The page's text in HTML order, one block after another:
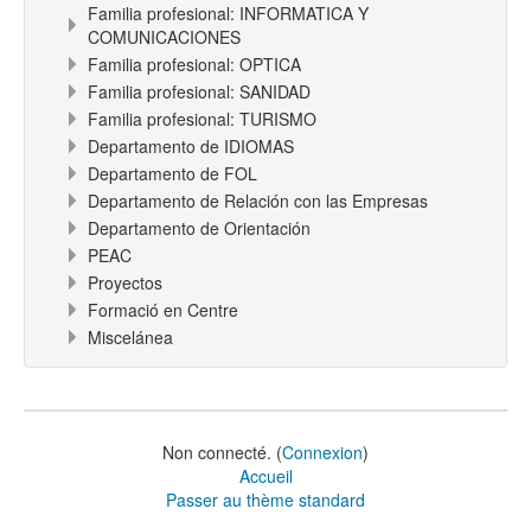
Familia profesional: INFORMATICA Y
COMUNICACIONES
Familia profesional: OPTICA
Familia profesional: SANIDAD
Familia profesional: TURISMO
Departamento de IDIOMAS
Departamento de FOL
Departamento de Relación con las Empresas
Departamento de Orientación
PEAC
Proyectos
Formació en Centre
Miscelánea
Non connecté. (Connexion)
Accueil
Passer au thème standard